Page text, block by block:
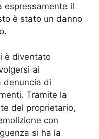
espressamente il
è stato un danno
è diventato
ai
denuncia di
Tramite la
del proprietario,
con
si ha la